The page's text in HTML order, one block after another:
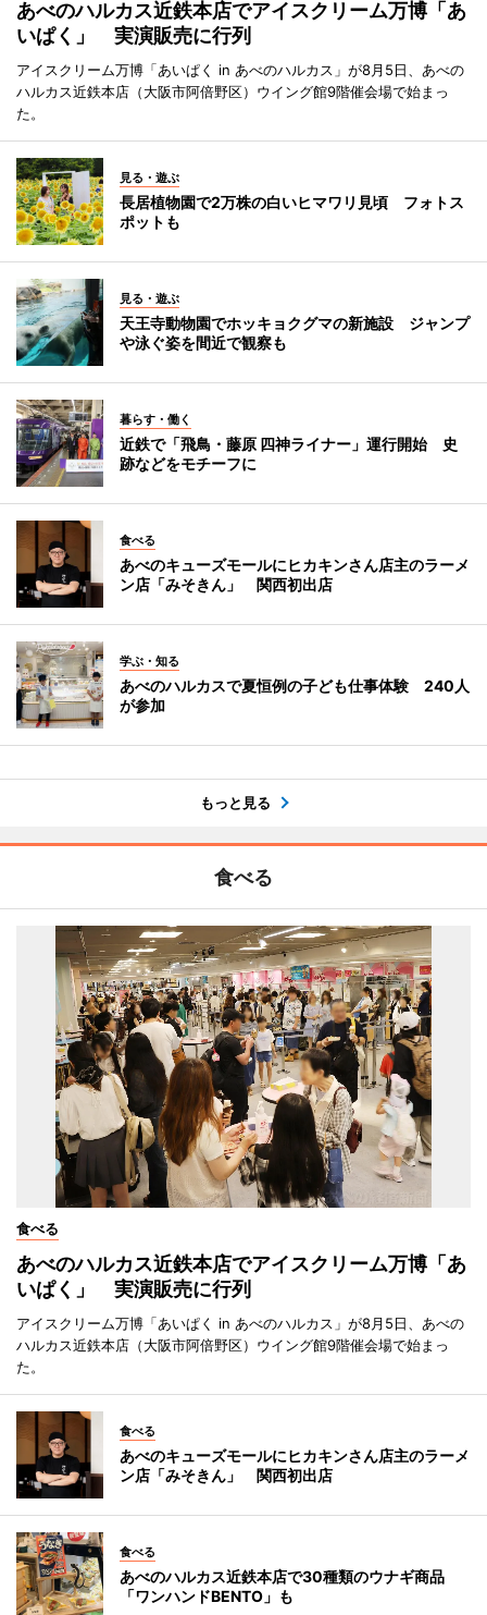
あべのハルカス近鉄本店でアイスクリーム万博「あ
いぱく」 実演販売に行列
アイスクリーム万博「あいぱく in あべのハルカス」が8月5日、あべの
ハルカス近鉄本店（大阪市阿倍野区）ウイング館9階催会場で始まっ
た。
見る・遊ぶ
長居植物園で2万株の白いヒマワリ見頃 フォトス
ポットも
見る・遊ぶ
天王寺動物園でホッキョクグマの新施設 ジャンプ
や泳ぐ姿を間近で観察も
暮らす・働く
近鉄で「飛鳥・藤原 四神ライナー」運行開始 史
跡などをモチーフに
食べる
あべのキューズモールにヒカキンさん店主のラーメ
ン店「みそきん」 関西初出店
学ぶ・知る
あべのハルカスで夏恒例の子ども仕事体験 240人
が参加
もっと見る
食べる
食べる
あべのハルカス近鉄本店でアイスクリーム万博「あ
いぱく」 実演販売に行列
アイスクリーム万博「あいぱく in あべのハルカス」が8月5日、あべの
ハルカス近鉄本店（大阪市阿倍野区）ウイング館9階催会場で始まっ
た。
食べる
あべのキューズモールにヒカキンさん店主のラーメ
ン店「みそきん」 関西初出店
食べる
あべのハルカス近鉄本店で30種類のウナギ商品
「ワンハンドBENTO」も